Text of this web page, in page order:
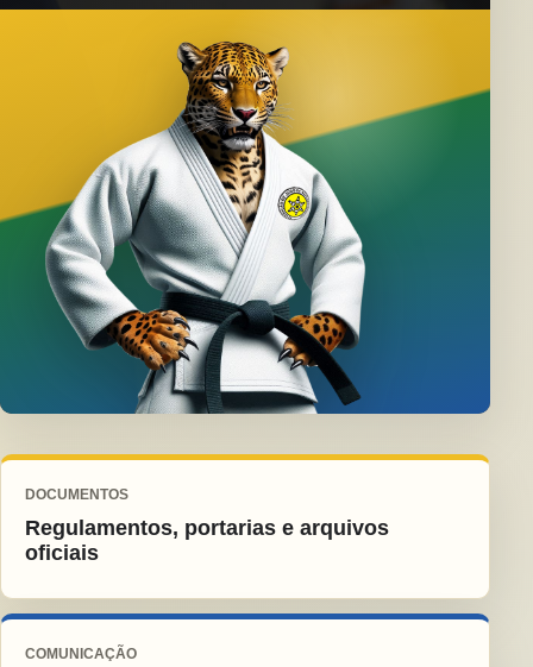
DOCUMENTOS
Regulamentos, portarias e arquivos
oficiais
COMUNICAÇÃO